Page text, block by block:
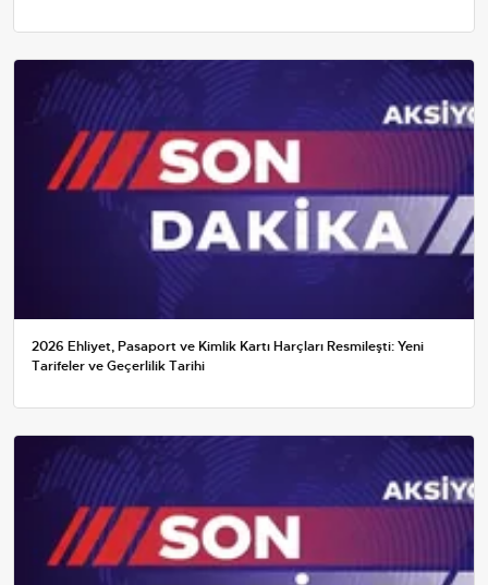
2026 Ehliyet, Pasaport ve Kimlik Kartı Harçları Resmileşti: Yeni
Tarifeler ve Geçerlilik Tarihi